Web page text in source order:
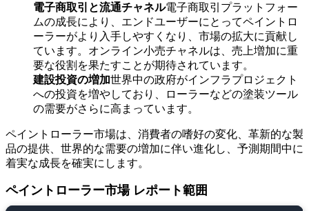
電子商取引と流通チャネル電子商取引プラットフォー
ムの成長により、エンドユーザーにとってペイントロ
ーラーがより入手しやすくなり、市場の拡大に貢献し
ています。オンライン小売チャネルは、売上増加に重
要な役割を果たすことが期待されています。
建設投資の増加世界中の政府がインフラプロジェクト
への投資を増やしており、ローラーなどの塗装ツール
の需要がさらに高まっています。
ペイントローラー市場は、消費者の嗜好の変化、革新的な製
品の提供、世界的な需要の増加に伴い進化し、予測期間中に
着実な成長を確実にします。
ペイントローラー市場 レポート範囲